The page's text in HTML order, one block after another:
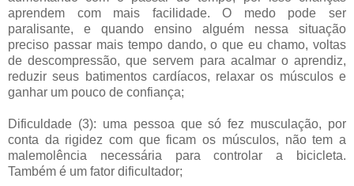
aprendem com mais facilidade. O medo pode ser
paralisante, e quando ensino alguém nessa situação
preciso passar mais tempo dando, o que eu chamo, voltas
de descompressão, que servem para acalmar o aprendiz,
reduzir seus batimentos cardíacos, relaxar os músculos e
ganhar um pouco de confiança;
Dificuldade (3): uma pessoa que só fez musculação, por
conta da rigidez com que ficam os músculos, não tem a
malemolência necessária para controlar a bicicleta.
Também é um fator dificultador;